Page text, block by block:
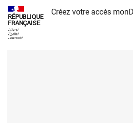
Panneau de gestion des cookies
RÉPUBLIQUE
FRANÇAISE
Créez votre accès